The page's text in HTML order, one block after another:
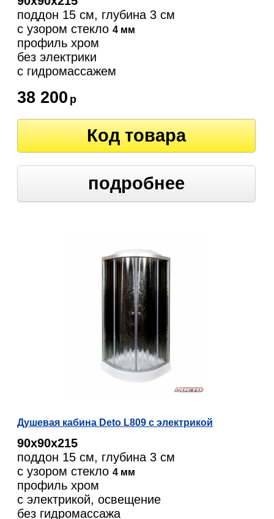
поддон 15 см, глубина 3 см
с узором стекло4 мм
профиль хром
без электрики
c гидромассажем
38 200 р
Код товара
подробнее
Душевая кабина Deto L809 с электрикой
90х90х215
поддон 15 см, глубина 3 см
с узором стекло4 мм
профиль хром
с электрикой, освещение
без гидромассажа